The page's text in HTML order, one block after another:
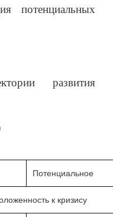
потенциальных
развития
Потенциальное
к кризису